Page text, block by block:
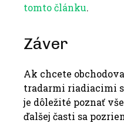
tomto článku.
Záver
Ak chcete
tradarmi riadiacimi
je dôležité poznať
ďalšej časti sa